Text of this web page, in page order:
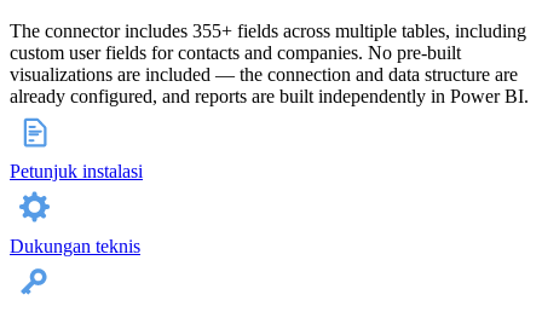
The connector includes 355+ fields across multiple tables, including
custom user fields for contacts and companies. No pre-built
visualizations are included — the connection and data structure are
already configured, and reports are built independently in Power BI.
Petunjuk instalasi
Dukungan teknis